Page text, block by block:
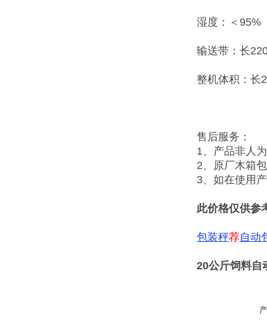
湿度：＜95%
输送带：长
整机体积：长
售后服务：
1、产品非人
2、原厂木箱
3、如在使用
此价格仅供参
包装秤荐自动
20公斤饲料自